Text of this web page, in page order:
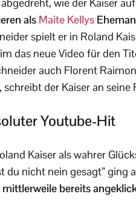
wie der Kaiser
als Maite Kellys
spielt er in Roland
das neue Video für den
auch Florent
der Kaiser an seine
Youtube-Hit
Kaiser als wahrer
du nicht nein gesagt” ging
bereits